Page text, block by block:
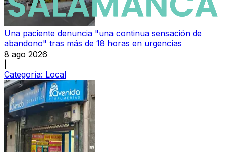
Una paciente denuncia "una continua sensación de
abandono" tras más de 18 horas en urgencias
8 ago 2026
Categoría: Local